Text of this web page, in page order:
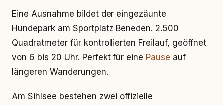
Eine Ausnahme bildet der eingezäunte
Hundepark am Sportplatz Beneden. 2.500
Quadratmeter für kontrollierten Freilauf, geöffnet
von 6 bis 20 Uhr. Perfekt für eine Pause auf
längeren Wanderungen.
Am Sihlsee bestehen zwei offizielle